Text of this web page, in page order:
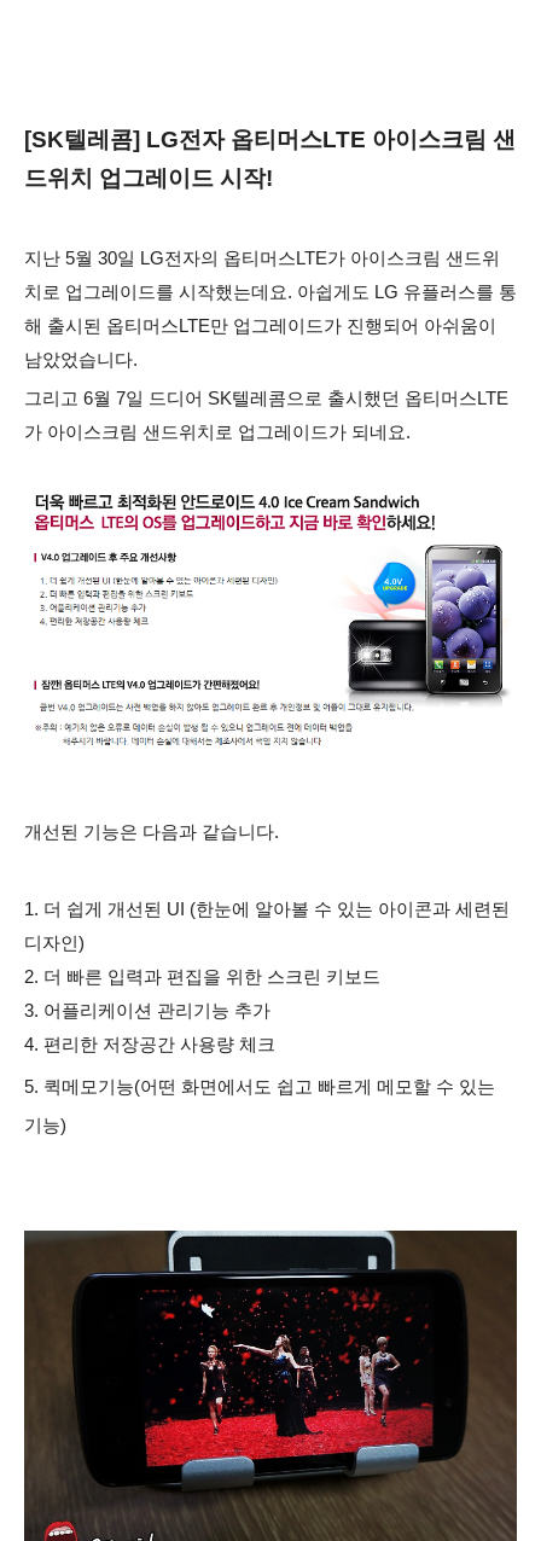
[SK텔레콤] LG전자 옵티머스LTE 아이스크림 샌
드위치 업그레이드 시작!
지난 5월 30일 LG전자의 옵티머스LTE가 아이스크림 샌드위
치로 업그레이드를 시작했는데요. 아쉽게도 LG 유플러스를 통
해 출시된 옵티머스LTE만 업그레이드가 진행되어 아쉬움이
남았었습니다.
그리고 6월 7일 드디어 SK텔레콤으로 출시했던 옵티머스LTE
가 아이스크림 샌드위치로 업그레이드가 되네요.
개선된 기능은 다음과 같습니다.
1. 더 쉽게 개선된 UI (한눈에 알아볼 수 있는 아이콘과 세련된
디자인)
2. 더 빠른 입력과 편집을 위한 스크린 키보드
3. 어플리케이션 관리기능 추가
4. 편리한 저장공간 사용량 체크
5. 퀵메모기능(어떤 화면에서도 쉽고 빠르게 메모할 수 있는
기능)